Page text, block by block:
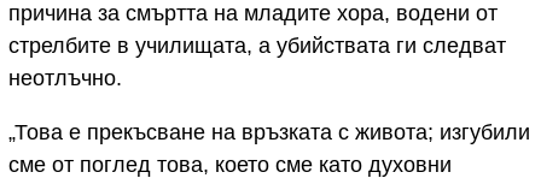
причина за смъртта на младите хора, водени от
стрелбите в училищата, а убийствата ги следват
неотлъчно.
„Това е прекъсване на връзката с живота; изгубили
сме от поглед това, което сме като духовни